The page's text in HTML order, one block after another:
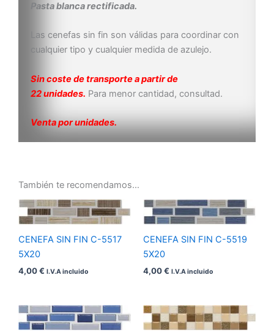
Pasta blanca rectificada.
Las cenefas sin fin son válidas para coordinar con
cualquier tipo y cualquier medida de azulejo.
Sin coste de transporte a partir de
22 unidades. Para menor cantidad, consultad.
Venta por unidades.
También te recomendamos…
CENEFA SIN FIN C-5517
5X20
4,00€ I.V.A incluido
CENEFA SIN FIN C-5519
5X20
4,00€ I.V.A incluido